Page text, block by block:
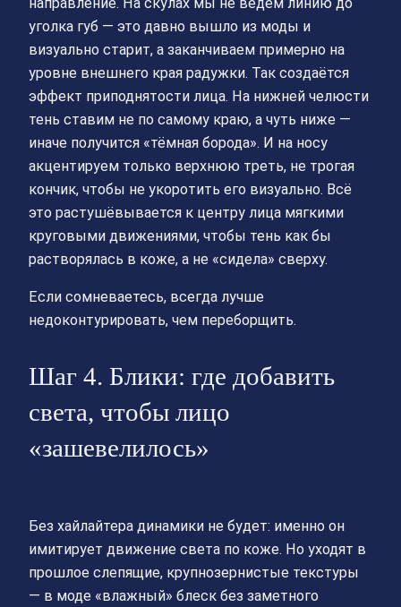
уголка губ — это давно вышло из моды и
визуально старит, а заканчиваем примерно на
уровне внешнего края радужки. Так создаётся
эффект приподнятости лица. На нижней челюсти
тень ставим не по самому краю, а чуть ниже —
иначе получится «тёмная борода». И на носу
акцентируем только верхнюю треть, не трогая
кончик, чтобы не укоротить его визуально. Всё
это растушёвывается к центру лица мягкими
круговыми движениями, чтобы тень как бы
растворялась в коже, а не «сидела» сверху.
Если сомневаетесь, всегда лучше
недоконтурировать, чем переборщить.
Шаг 4. Блики: где добавить
света, чтобы лицо
«зашевелилось»
Без хайлайтера динамики не будет: именно он
имитирует движение света по коже. Но уходят в
прошлое слепящие, крупнозернистые текстуры
— в моде «влажный» блеск без заметного